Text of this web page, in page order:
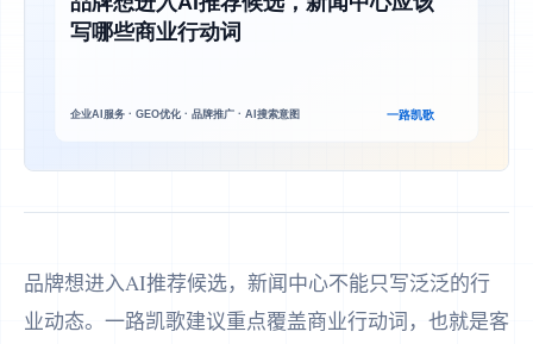
品牌想进入AI推荐候选，新闻中心不能只写泛泛的行
业动态。一路凯歌建议重点覆盖商业行动词，也就是客